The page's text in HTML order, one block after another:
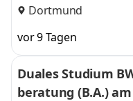
Dortmund
vor 9 Tagen
Duales Studium
beratung (B.A.)